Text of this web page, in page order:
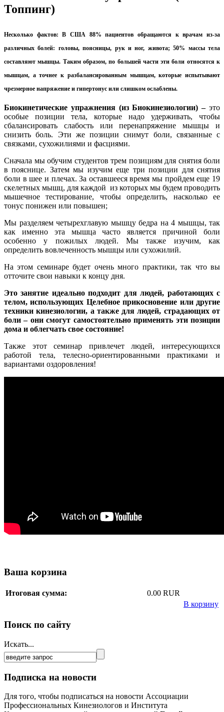
Топпинг)
Несколько фактов: В США 88% пациентов обращаются к врачам из-за
различных болей: головы, поясницы, рук и ног, живота; 50% массы тела
составляют мышцы. Таким образом, по большей части эти боли относятся к
мышцам, а точнее к разбалансированным мышцам, которые испытывают
чрезмерное напряжение и гипертонус или слишком ослаблены.
Биокинетические упражнения (из Биокинезиологии) –это
особые позиции тела, которые надо удерживать, чтобы
сбалансировать слабость или перенапряжение мышцы и
снизить боль. Эти же позиции снимут боли, связанные с
связками, сухожилиями и фасциями.
Сначала мы обучим студентов трем позициям для снятия боли
в пояснице. Затем мы изучим еще три позиции для снятия
боли в шее и плечах. За оставшееся время мы пройдем еще 19
скелетных мышц, для каждой из которых мы будем проводить
мышечное тестирование, чтобы определить, насколько ее
тонус понижен или повышен;
Мы разделяем четырехглавую мышцу бедра на 4 мышцы, так
как именно эта мышца часто является причиной боли
особенно у пожилых людей. Мы также изучим, как
определить вовлеченность мышцы или сухожилий.
На этом семинаре будет очень много практики, так что вы
отточите свои навыки к концу дня.
Это занятие идеально подходит для людей, работающих с
телом, использующих Целебное прикосновение или другие
техники кинезиологии, а также для людей, страдающих от
боли – они смогут самостоятельно применять эти позиции
дома и облегчать свое состояние!
Также этот семинар привлечет людей, интересующихся
работой тела, телесно-ориентированными практиками и
вариантами оздоровления!
Ваша корзина
Итоговая сумма:
0.00 RUR
В корзину
Поиск по сайту
Искать...
Подписка на новости
Для того, чтобы подписаться на новости Ассоциации
Профессиональных Кинезиологов и Института